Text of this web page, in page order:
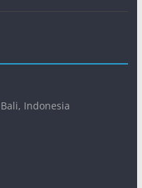
Indonesia